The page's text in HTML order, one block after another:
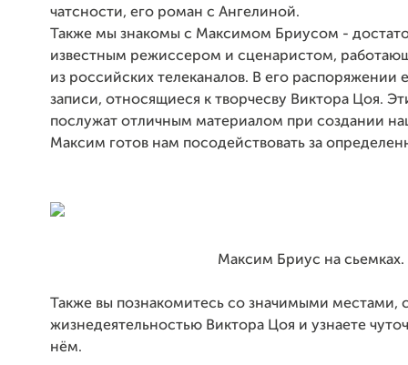
чатсности, его роман с Ангелиной.
Также мы знакомы с Максимом Бриусом -
известным режиссером и сценаристом,
из российских телеканалов. В его распоряжении
записи, относящиеся к творчесву Виктора Цоя.
послужат отличным материалом при создании
Максим готов нам посодействовать за
Максим Бриус на сьемках.
Также вы познакомитесь со значимыми местами,
жизнедеятельностью Виктора Цоя и узнаете
нём.